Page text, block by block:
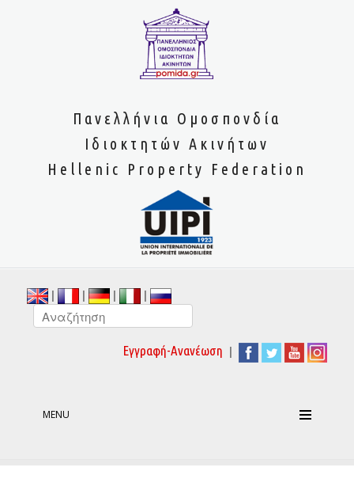
Πανελλήνια Ομοσπονδία
Ιδιοκτητών Ακινήτων
Hellenic Property Federation
| | | |
Εγγραφή-Ανανέωση |
MENU